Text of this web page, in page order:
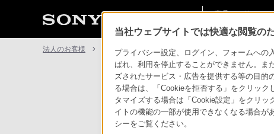
商品・ソリューシ
ン情報
法人のお客様 サポート・お問い合わせ
当社ウェブサイトでは快適な閲覧の
プライバシー設定、ログイン、フォームへの
ばれ、利用を停止することができません。ま
ズされたサービス・広告を提供する等の目的
る場合は、「Cookieを拒否する」をクリッ
タマイズする場合は「Cookie設定」をクリ
イトの機能の一部が使用できなくなる場合が
シーをご覧ください。